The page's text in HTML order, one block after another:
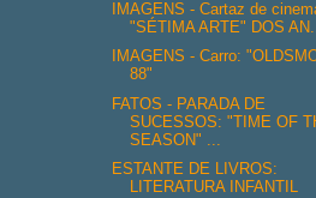
IMAGENS - Cartaz de
"SÉTIMA ARTE" DOS
IMAGENS - Carro:
88"
FATOS - PARADA DE
SUCESSOS: "TIME OF
SEASON" ...
ESTANTE DE LIVROS:
LITERATURA INFANTIL